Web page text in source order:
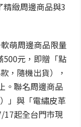
緻周邊商品與3
萌周邊商品限量
500元，即贈「點
，隨機出貨），
。聯名周邊商品
」與「電繡皮革
17起全台門市現